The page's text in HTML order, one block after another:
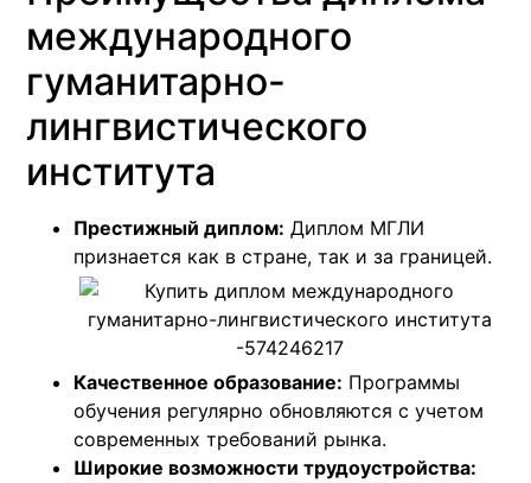
международного
гуманитарно-
лингвистического
института
Престижный диплом: Диплом МГЛИ
признается как в стране, так и за границей.
Качественное образование: Программы
обучения регулярно обновляются с учетом
современных требований рынка.
Широкие возможности трудоустройства: